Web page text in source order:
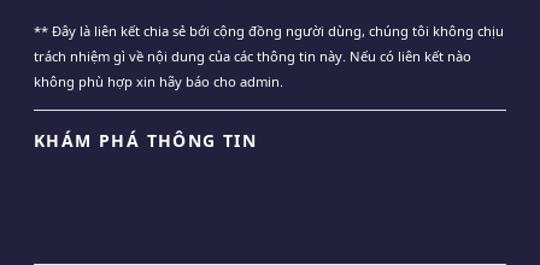
** Đây là liên kết chia sẻ bới cộng đồng người dùng, chúng tôi không chịu
trách nhiệm gì về nội dung của các thông tin này. Nếu có liên kết nào
không phù hợp xin hãy báo cho admin.
KHÁM PHÁ THÔNG TIN